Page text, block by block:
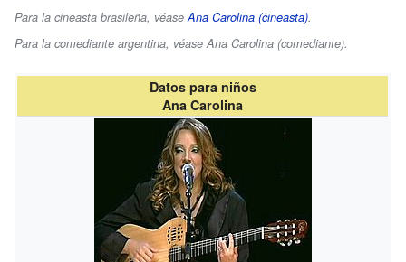
Para la cineasta brasileña, véaseAna Carolina (cineasta).
Para la comediante argentina, véase Ana Carolina (comediante).
Datos para niños
Ana Carolina